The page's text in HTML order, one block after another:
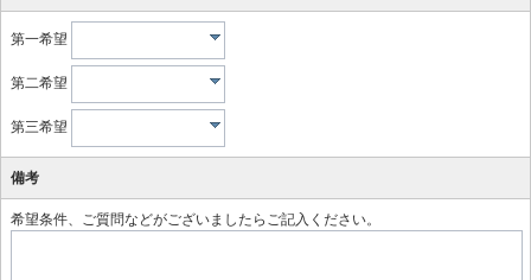
第一希望
第二希望
第三希望
備考
希望条件、ご質問などがございましたらご記入ください。